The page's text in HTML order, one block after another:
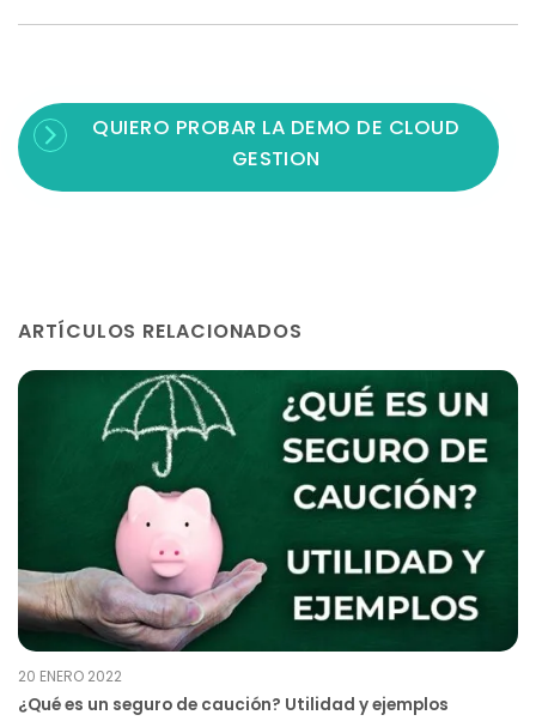
QUIERO PROBAR LA DEMO DE CLOUD
GESTION
ARTÍCULOS RELACIONADOS
20 ENERO 2022
¿Qué es un seguro de caución? Utilidad y ejemplos